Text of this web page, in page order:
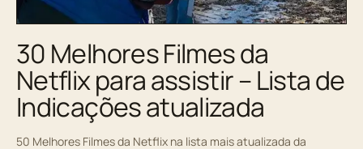
30 Melhores Filmes da
Netflix para assistir – Lista de
Indicações atualizada
50 Melhores Filmes da Netflix na lista mais atualizada da